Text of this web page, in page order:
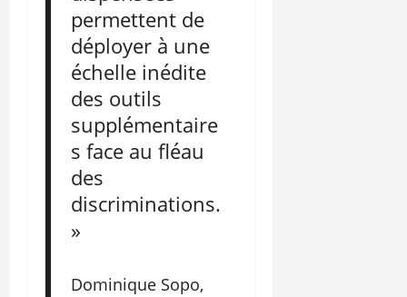
permettent de
déployer à une
échelle inédite
des outils
supplémentaire
s face au fléau
des
discriminations.
»
Dominique Sopo,